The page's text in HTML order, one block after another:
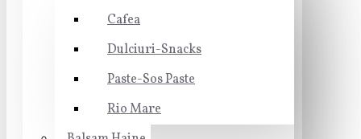
Cafea
Dulciuri-Snacks
Paste-Sos Paste
Rio Mare